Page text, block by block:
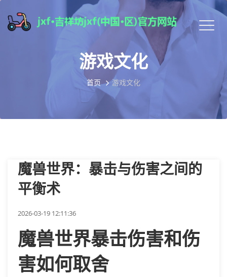
游戏文化
首页 游戏文化
魔兽世界：暴击与伤害之间的
平衡术
2026-03-19 12:11:36
魔兽世界暴击伤害和伤
害如何取舍